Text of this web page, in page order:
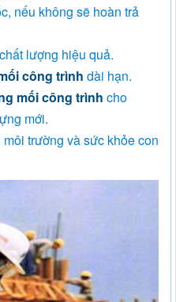
nếu không sẽ hoàn trả
lượng hiệu quả.
công trình dài hạn.
mối công trình cho
mới.
trường và sức khỏe con